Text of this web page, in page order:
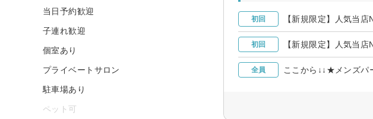
初回 【新規限定】人気当
初回 【新規限定】人気当
全員 ここから↓↓★メンズパ
当日予約歓迎
子連れ歓迎
個室あり
プライベートサロン
駐車場あり
ペット可